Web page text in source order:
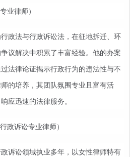
业律师）
政法与行政诉讼法，在征地拆迁、环
议解决中积累了丰富经验。他的办案
法律论证揭示行政行为的违法性与不
的培养，其团队氛围专业且富有活
应迅速的法律服务。
政诉讼专业律师）
诉讼领域执业多年，以女性律师特有